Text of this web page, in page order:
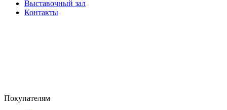
Выставочный зал
Контакты
Покупателям